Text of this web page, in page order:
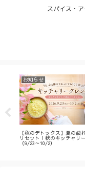
スパイス・
お知らせ
【秋のデトックス】夏の疲
リセット！秋のキッチャリ
（9/23～10/2）